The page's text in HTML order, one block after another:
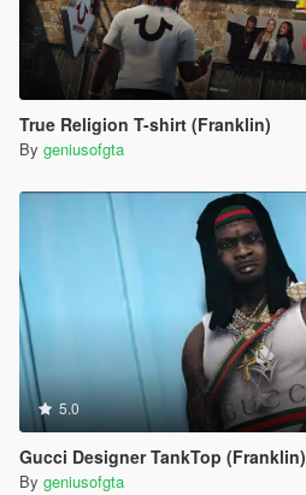
True Religion T-shirt (Franklin)
By geniusofgta
5.0
Gucci Designer TankTop (Franklin)
By geniusofgta